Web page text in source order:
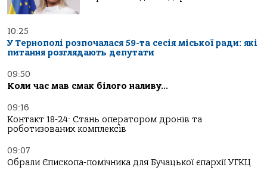
10:25
У Тернополі розпочалася 59-та сесія міської ради: які
питання розглядають депутати
09:50
Коли час мав смак білого наливу…
09:16
Контакт 18-24: Стань оператором дронів та
роботизованих комплексів
09:07
Обрали Єпископа-помічника для Бучацької єпархії УГКЦ